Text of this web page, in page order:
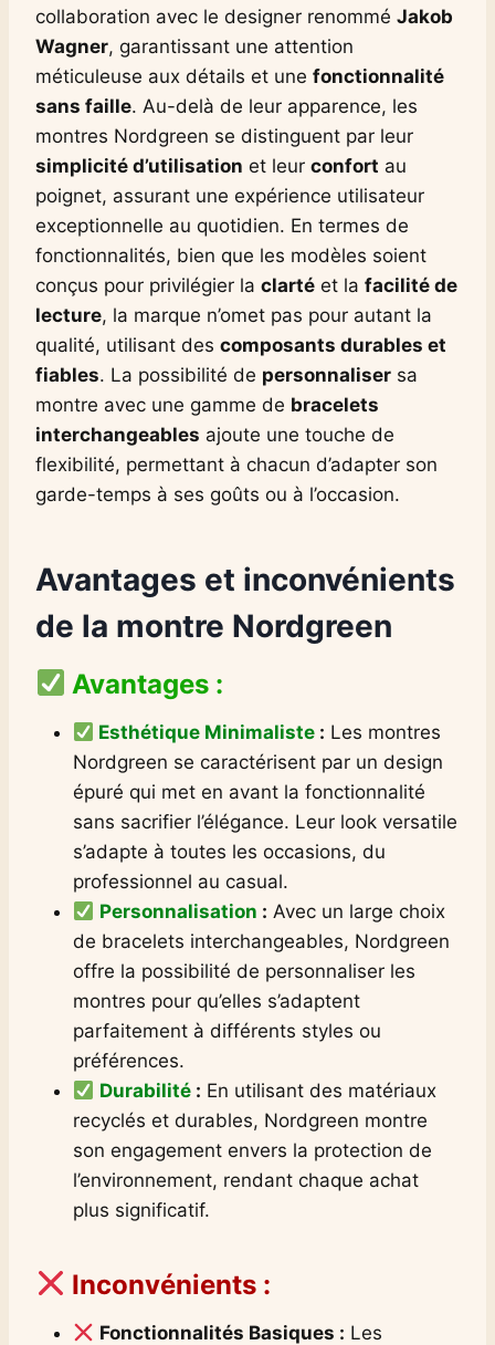
collaboration avec le designer renommé Jakob
Wagner, garantissant une attention
méticuleuse aux détails et une fonctionnalité
sans faille. Au-delà de leur apparence, les
montres Nordgreen se distinguent par leur
simplicité d’utilisation et leur confort au
poignet, assurant une expérience utilisateur
exceptionnelle au quotidien. En termes de
fonctionnalités, bien que les modèles soient
conçus pour privilégier la clarté et la facilité de
lecture, la marque n’omet pas pour autant la
qualité, utilisant des composants durables et
fiables. La possibilité de personnaliser sa
montre avec une gamme de bracelets
interchangeables ajoute une touche de
flexibilité, permettant à chacun d’adapter son
garde-temps à ses goûts ou à l’occasion.
Avantages et inconvénients
de la montre Nordgreen
Avantages :
Esthétique Minimaliste : Les montres
Nordgreen se caractérisent par un design
épuré qui met en avant la fonctionnalité
sans sacrifier l’élégance. Leur look versatile
s’adapte à toutes les occasions, du
professionnel au casual.
Personnalisation : Avec un large choix
de bracelets interchangeables, Nordgreen
offre la possibilité de personnaliser les
montres pour qu’elles s’adaptent
parfaitement à différents styles ou
préférences.
Durabilité : En utilisant des matériaux
recyclés et durables, Nordgreen montre
son engagement envers la protection de
l’environnement, rendant chaque achat
plus significatif.
Inconvénients :
Fonctionnalités Basiques : Les